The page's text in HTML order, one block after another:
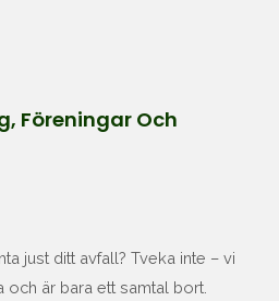
Föreningar Och
just ditt avfall? Tveka inte – vi
är bara ett samtal bort.